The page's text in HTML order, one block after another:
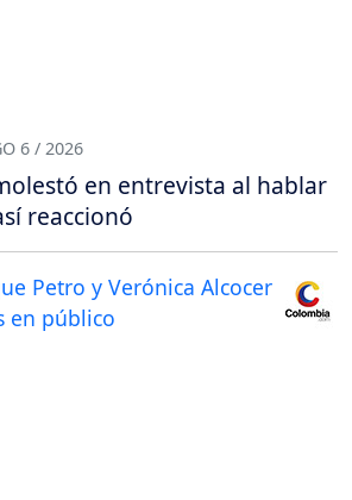
6 / 2026
en entrevista al hablar
reaccionó